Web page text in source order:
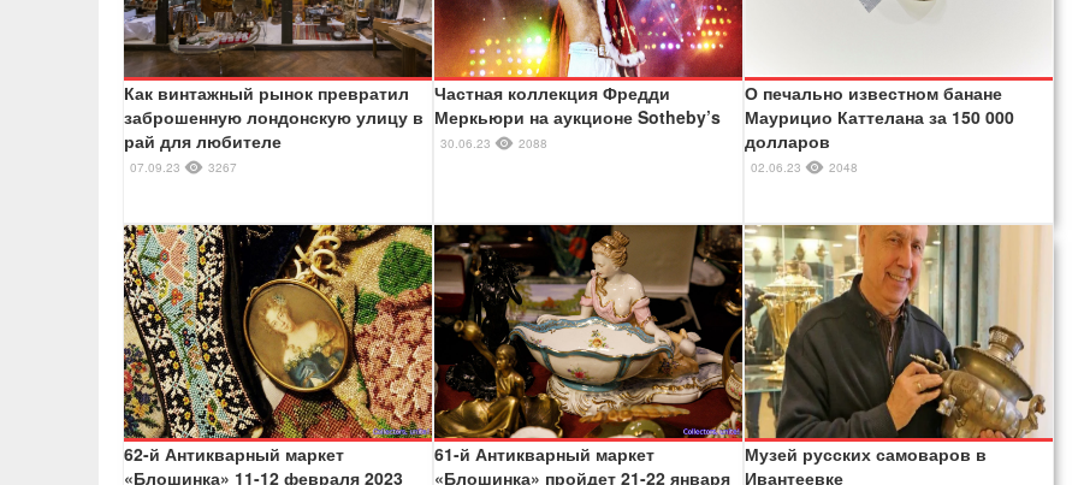
Как винтажный рынок превратил
заброшенную лондонскую улицу в
рай для любителе
07.09.23 3267
Частная коллекция Фредди
Меркьюри на аукционе Sotheby’s
30.06.23 2088
О печально известном банане
Маурицио Каттелана за 150 000
долларов
02.06.23 2048
62-й Антикварный маркет
«Блошинка» 11-12 февраля 2023
61-й Антикварный маркет
«Блошинка» пройдет 21-22 января
Музей русских самоваров в
Ивантеевке